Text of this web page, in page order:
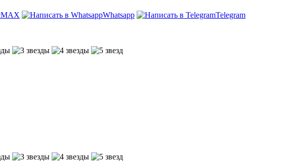
MAX Whatsapp
Telegram